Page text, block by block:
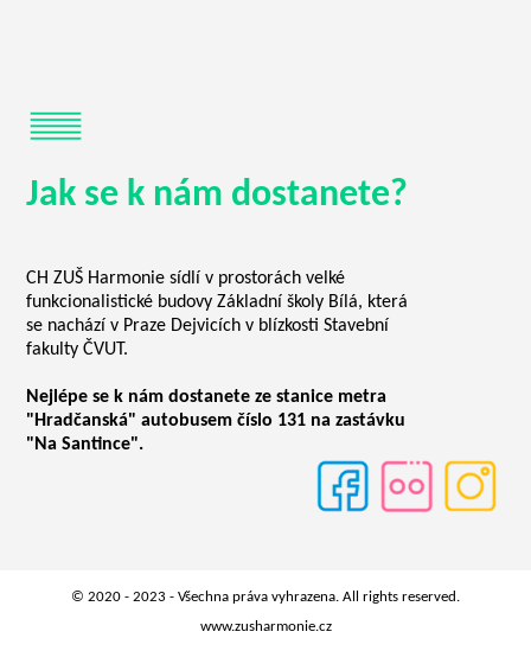
Jak se k nám dostanete?
CH ZUŠ Harmonie sídlí v prostorách velké
funkcionalistické budovy Základní školy Bílá, která
se nachází v Praze Dejvicích v blízkosti Stavební
fakulty ČVUT.
Nejlépe se k nám dostanete ze stanice metra
"Hradčanská" autobusem číslo 131 na zastávku
"Na Santince".
© 2020 - 2023 - Všechna práva vyhrazena. All rights reserved.
www.zusharmonie.cz